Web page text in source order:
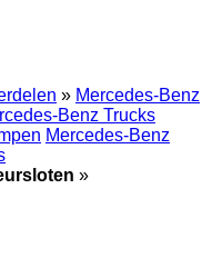
» Mercedes-Benz
Benz Trucks
Mercedes-Benz
»